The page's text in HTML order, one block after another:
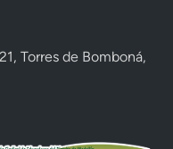
Torres de Bomboná,